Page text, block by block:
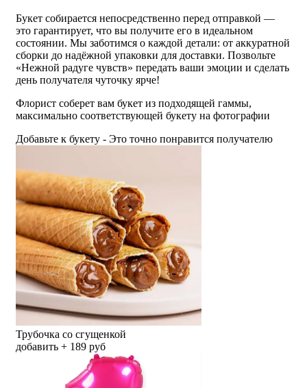
Букет собирается непосредственно перед отправкой —
это гарантирует, что вы получите его в идеальном
состоянии. Мы заботимся о каждой детали: от аккуратной
сборки до надёжной упаковки для доставки. Позвольте
«Нежной радуге чувств» передать ваши эмоции и сделать
день получателя чуточку ярче!
Флорист соберет вам букет из подходящей гаммы,
максимально соответствующей букету на фотографии
Добавьте к букету - Это точно понравится получателю
Трубочка со сгущенкой
добавить + 189 руб